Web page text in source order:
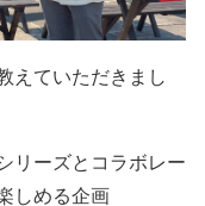
えていただきまし
リーズとコラボレー
しめる企画